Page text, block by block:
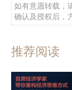
如有意愿转载，
确认及授权后，
推荐阅读